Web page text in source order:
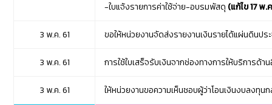
-ใบแจ้งรายการค่าใช้จ่าย-อบรมพัสดุ (แก้ไข 17 พ.
3 พ.ค. 61 ขอให้หน่วยงานจัดส่งรายงานเงินรายได้แผ่นดินป
3 พ.ค. 61 การใช้ใบเสร็จรับเงินจากช่องทางการให้บริการด้
3 พ.ค. 61 ให้หน่วยงานขอความเห็นชอบผู้ว่าโอนเงินงบลงทุน